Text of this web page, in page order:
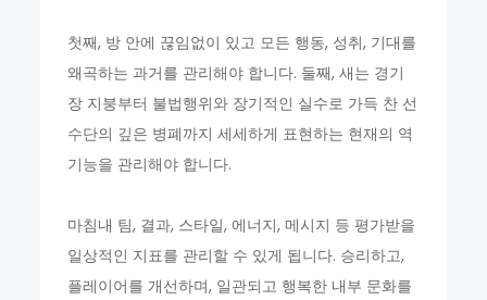
첫째, 방 안에 끊임없이 있고 모든 행동, 성취, 기대를
왜곡하는 과거를 관리해야 합니다. 둘째, 새는 경기
장 지붕부터 불법행위와 장기적인 실수로 가득 찬 선
수단의 깊은 병폐까지 세세하게 표현하는 현재의 역
기능을 관리해야 합니다.
마침내 팀, 결과, 스타일, 에너지, 메시지 등 평가받을
일상적인 지표를 관리할 수 있게 됩니다. 승리하고,
플레이어를 개선하며, 일관되고 행복한 내부 문화를